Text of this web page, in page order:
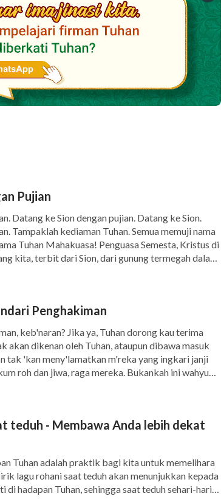
Pujian
Datang ke Sion dengan pujian. Datang ke Sion.
Tampaklah kediaman Tuhan. Semua memuji nama
Tuhan Mahakuasa! Penguasa Semesta, Kristus di
kita, terbit dari Sion, dari gunung termegah dalam
Penghakiman
keb'naran? Jika ya, Tuhan dorong kau terima
akan dikenan oleh Tuhan, ataupun dibawa masuk
tak 'kan meny'lamatkan m'reka yang ingkari janji
roh dan jiwa, raga mereka. Bukankah ini wahyu
teduh - Membawa Anda lebih dekat
Tuhan adalah praktik bagi kita untuk memelihara
lagu rohani saat teduh akan menunjukkan kepada
di hadapan Tuhan, sehingga saat teduh sehari-hari